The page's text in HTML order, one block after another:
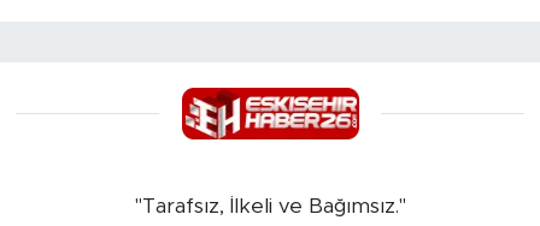
"Tarafsız, İlkeli ve Bağımsız."